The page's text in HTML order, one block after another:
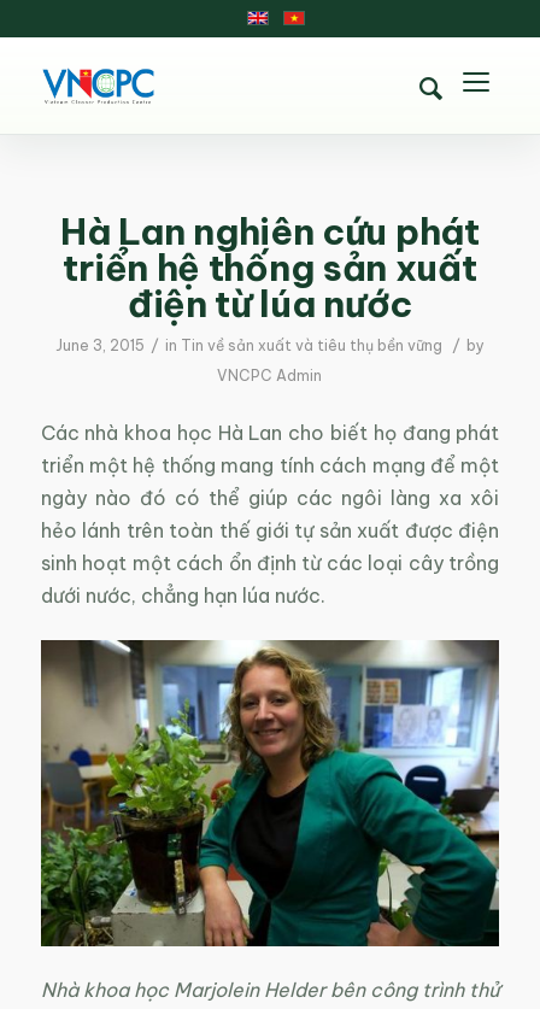
Hà Lan nghiên cứu phát
triển hệ thống sản xuất
điện từ lúa nước
June 3, 2015 / in Tin về sản xuất và tiêu thụ bền vững / by
VNCPC Admin
Các nhà khoa học Hà Lan cho biết họ đang phát
triển một hệ thống mang tính cách mạng để một
ngày nào đó có thể giúp các ngôi làng xa xôi
hẻo lánh trên toàn thế giới tự sản xuất được điện
sinh hoạt một cách ổn định từ các loại cây trồng
dưới nước, chẳng hạn lúa nước.
Nhà khoa học Marjolein Helder bên công trình thử